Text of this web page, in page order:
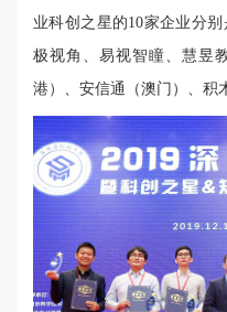
业科创之星的10家企业分
极视角、易视智瞳、慧昱
港）、安信通（澳门）、积